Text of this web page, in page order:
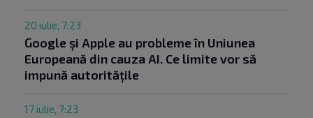
20 iulie, 7:23
Google și Apple au probleme în Uniunea
Europeană din cauza AI. Ce limite vor să
impună autoritățile
17 iulie, 7:23